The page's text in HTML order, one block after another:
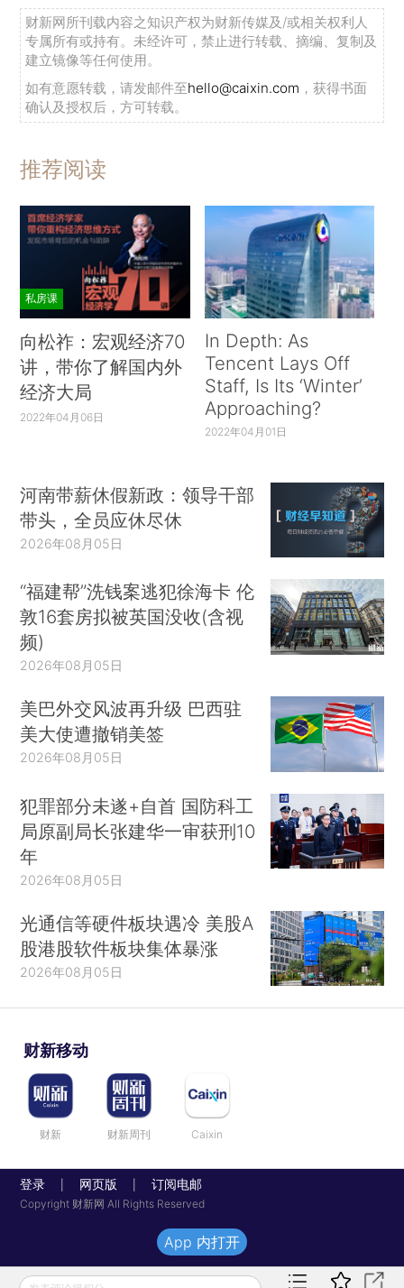
财新网所刊载内容之知识产权为财新传媒及/或相关权利人
专属所有或持有。未经许可，禁止进行转载、摘编、复制及
建立镜像等任何使用。
如有意愿转载，请发邮件至hello@caixin.com ，获得书面
确认及授权后，方可转载。
推荐阅读
私房课
向松祚：宏观经济70
讲，带你了解国内外
经济大局
2022年04月06日
In Depth: As
Tencent Lays Off
Staff, Is Its ‘Winter’
Approaching?
2022年04月01日
河南带薪休假新政：领导干部
带头，全员应休尽休
2026年08月05日
“福建帮”洗钱案逃犯徐海卡 伦
敦16套房拟被英国没收(含视
频)
2026年08月05日
美巴外交风波再升级 巴西驻
美大使遭撤销美签
2026年08月05日
犯罪部分未遂+自首 国防科工
局原副局长张建华一审获刑10
年
2026年08月05日
光通信等硬件板块遇冷 美股A
股港股软件板块集体暴涨
2026年08月05日
财新移动
财新 财新周刊 Caixin
登录 网页版 订阅电邮
Copyright 财新网 All Rights Reserved
App 内打开